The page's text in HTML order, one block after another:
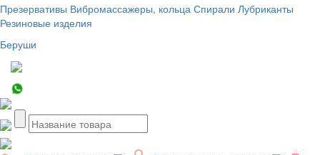
Презервативы Вибромассажеры, кольца Спирали Лубриканты
Резиновые изделия
Беруши